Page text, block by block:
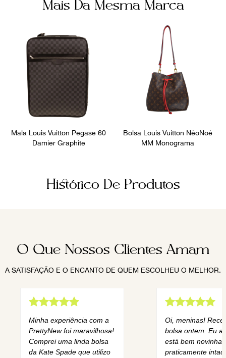
Mais Da Mesma Marca
Mala Louis Vuitton Pegase 60
Damier Graphite
Bolsa Louis Vuitton NéoNoé
MM Monograma
Histórico De Produtos
O Que Nossos Clientes Amam
A SATISFAÇÃO E O ENCANTO DE QUEM ESCOLHEU O MELHOR.
Minha experiência com a
PrettyNew foi maravilhosa!
Comprei uma linda bolsa
da Kate Spade que utilizo
Oi, meninas!
bolsa ontem. Eu
está bem novinha,
praticamente